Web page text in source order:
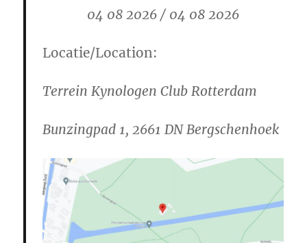
04 08 2026 / 04 08 2026
Locatie/Location:
Terrein Kynologen Club Rotterdam
Bunzingpad 1, 2661 DN Bergschenhoek